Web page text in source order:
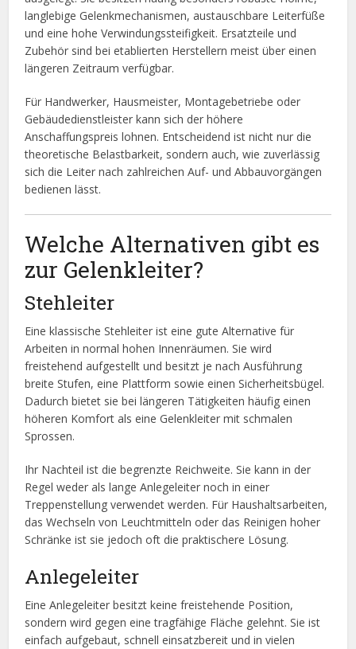
langlebige Gelenkmechanismen, austauschbare Leiterfüße
und eine hohe Verwindungssteifigkeit. Ersatzteile und
Zubehör sind bei etablierten Herstellern meist über einen
längeren Zeitraum verfügbar.
Für Handwerker, Hausmeister, Montagebetriebe oder
Gebäudedienstleister kann sich der höhere
Anschaffungspreis lohnen. Entscheidend ist nicht nur die
theoretische Belastbarkeit, sondern auch, wie zuverlässig
sich die Leiter nach zahlreichen Auf- und Abbauvorgängen
bedienen lässt.
Welche Alternativen gibt es
zur Gelenkleiter?
Stehleiter
Eine klassische Stehleiter ist eine gute Alternative für
Arbeiten in normal hohen Innenräumen. Sie wird
freistehend aufgestellt und besitzt je nach Ausführung
breite Stufen, eine Plattform sowie einen Sicherheitsbügel.
Dadurch bietet sie bei längeren Tätigkeiten häufig einen
höheren Komfort als eine Gelenkleiter mit schmalen
Sprossen.
Ihr Nachteil ist die begrenzte Reichweite. Sie kann in der
Regel weder als lange Anlegeleiter noch in einer
Treppenstellung verwendet werden. Für Haushaltsarbeiten,
das Wechseln von Leuchtmitteln oder das Reinigen hoher
Schränke ist sie jedoch oft die praktischere Lösung.
Anlegeleiter
Eine Anlegeleiter besitzt keine freistehende Position,
sondern wird gegen eine tragfähige Fläche gelehnt. Sie ist
einfach aufgebaut, schnell einsatzbereit und in vielen